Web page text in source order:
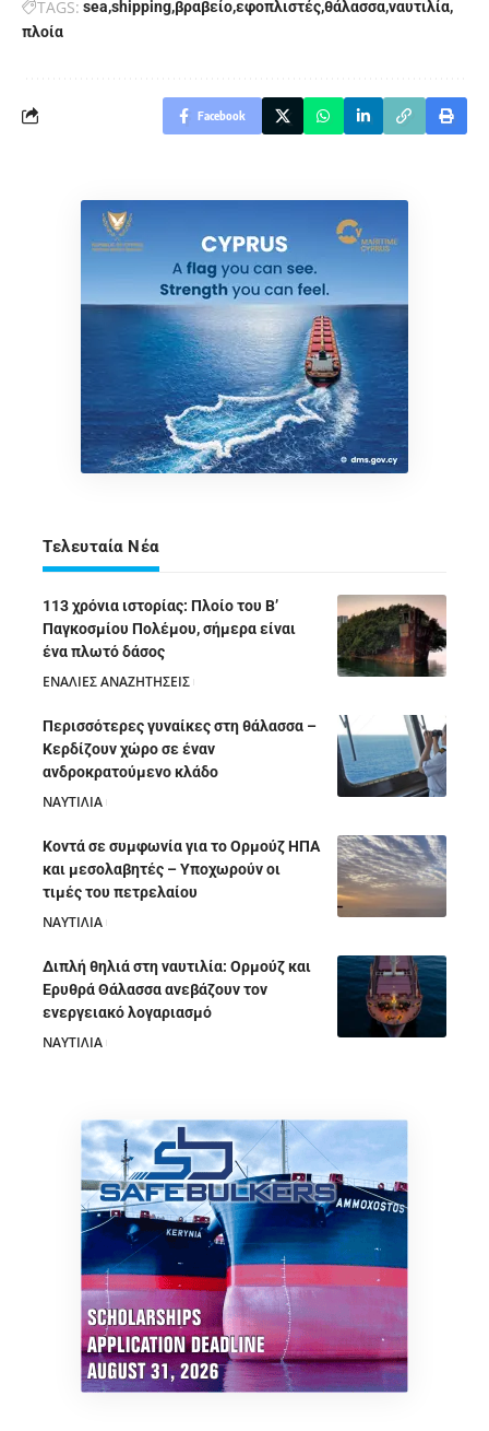
TAGS: sea shipping βραβείοεφοπλιστέςθάλασσαναυτιλία
πλοία
Facebook
Τελευταία Νέα
113 χρόνια ιστορίας: Πλοίο του Β’
Παγκοσμίου Πολέμου, σήμερα είναι
ένα πλωτό δάσος
ΕΝΑΛΙΕΣ ΑΝΑΖΗΤΗΣΕΙΣ
Περισσότερες γυναίκες στη θάλασσα –
Κερδίζουν χώρο σε έναν
ανδροκρατούμενο κλάδο
ΝΑΥΤΙΛΙΑ
Κοντά σε συμφωνία για το Ορμούζ ΗΠΑ
και μεσολαβητές – Υποχωρούν οι
τιμές του πετρελαίου
ΝΑΥΤΙΛΙΑ
Διπλή θηλιά στη ναυτιλία: Ορμούζ και
Ερυθρά Θάλασσα ανεβάζουν τον
ενεργειακό λογαριασμό
ΝΑΥΤΙΛΙΑ